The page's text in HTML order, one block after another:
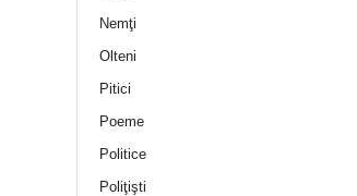
Nemţi
Olteni
Pitici
Poeme
Politice
Poliţişti